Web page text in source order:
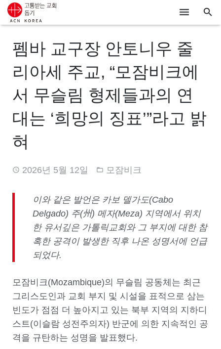
알리기
기도하기
시리아
우크라이나
행동하기
로그인
후원하기
펨바 교구장 안토니우 줄
리아세 주교, “모잠비크에
서 무슬림 형제들과의 연
대는 ‘희망의 징표’”라고 밝
혀
2026년 5월 12일 모잠비크
이와 같은 발언은 카보 델가도(Cabo
Delgado) 주(州) 메자(Meza) 지역에서 위치
한 유서깊은 가톨릭교회와 그 부지에 대한 참
혹한 공격이 발생한 직후 나온 성명서에 언급
되었다.
모잠비크(Mozambique)의 무슬림 공동체는 최근
그리스도인과 교회 부지 및 시설을 표적으로 삼는
빈도가 점점 더 높아지고 있는 북부 지역의 지하디
스트(이슬람 성전주의자) 반군에 의한 지속적인 공
격을 규탄하는 성명을 발표했다.